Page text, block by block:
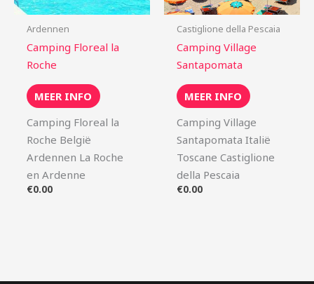
Ardennen
Camping Floreal la
Roche
MEER INFO
Camping Floreal la
Roche België
Ardennen La Roche
en Ardenne
€0.00
Castiglione della Pescaia
Camping Village
Santapomata
MEER INFO
Camping Village
Santapomata Italië
Toscane Castiglione
della Pescaia
€0.00